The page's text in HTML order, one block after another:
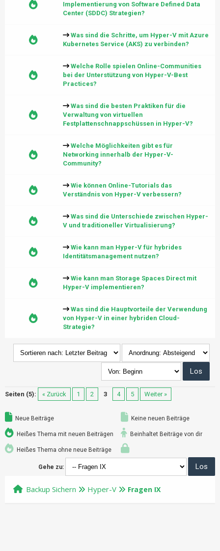
Implementierung von Software Defined Data
Center (SDDC) Strategien?
Was sind die Schritte, um Hyper-V mit Azure
Kubernetes Service (AKS) zu verbinden?
Welche Rolle spielen Online-Communities
bei der Unterstützung von Hyper-V-Best
Practices?
Was sind die besten Praktiken für die
Verwaltung von virtuellen
Festplattenschnappschüssen in Hyper-V?
Welche Möglichkeiten gibt es für
Networking innerhalb der Hyper-V-
Community?
Wie können Online-Tutorials das
Verständnis von Hyper-V verbessern?
Was sind die Unterschiede zwischen Hyper-
V und traditioneller Virtualisierung?
Wie kann man Hyper-V für hybrides
Identitätsmanagement nutzen?
Wie kann man Storage Spaces Direct mit
Hyper-V implementieren?
Was sind die Hauptvorteile der Verwendung
von Hyper-V in einer hybriden Cloud-
Strategie?
Seiten (5): « Zurück 1 2 3 4 5 Weiter »
Neue Beiträge
Heißes Thema mit neuen Beiträgen
Heißes Thema ohne neue Beiträge
Keine neuen Beiträge
Beinhaltet Beiträge von dir
Gehe zu:
Backup Sichern Hyper-V Fragen IX